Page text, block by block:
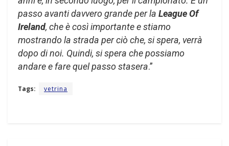
passo avanti davvero grande per la League Of
Ireland, che è così importante e stiamo
mostrando la strada per ciò che, si spera, verrà
dopo di noi. Quindi, si spera che possiamo
andare e fare quel passo stasera.”
Tags: vetrina